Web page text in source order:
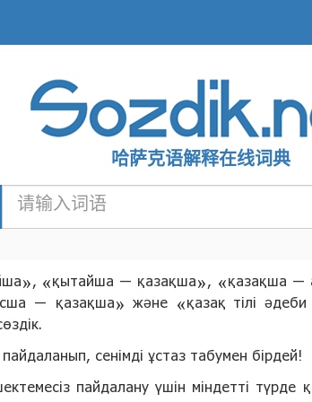
哈萨克语解释在线词典
«қытайша — қазақша», «қазақша
қазақша» және «қазақ тілі әдеби
сенімді ұстаз табумен бірдей!
пайдалану үшін міндетті